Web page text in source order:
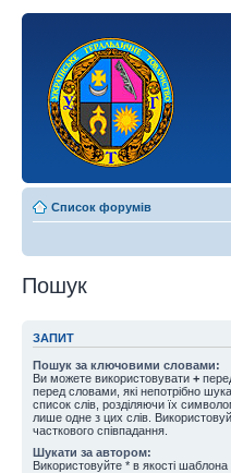
Список форумів
Пошук
ЗАПИТ
Пошук за ключовими словами:
Ви можете використовувати +
перед словами, які непотрібно
список слів, розділяючи їх
лише одне з цих слів.
часткового співпадання.
Шукати за автором:
Використовуйте * в якості шаблона